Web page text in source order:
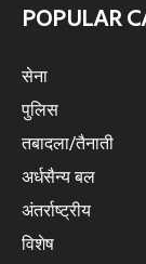
POPULAR
सेना
पुलिस
तबादला/तैनाती
अर्धसैन्य बल
अंतर्राष्ट्रीय
विशेष